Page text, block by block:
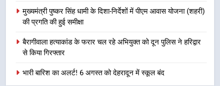
का शुभारंभ
उत्तराखण्ड
सड़क सुरक्षा पर डीएम का सख्त एक्शन,
प्रगति समीक्षा
उत्तराखण्ड
मुख्यमंत्री पुष्कर सिंह धामी के दिशा-निर्देशों में पीएम आवास योजना (शहरी)
की प्रगति की हुई समीक्षा
बैरागीवाला हत्याकांड के फरार चल रहे अभियुक्त को दून पुलिस ने हरिद्वार
से किया गिरफ्तार
भारी बारिश का अलर्ट! 6 अगस्त को देहरादून में स्कूल बंद